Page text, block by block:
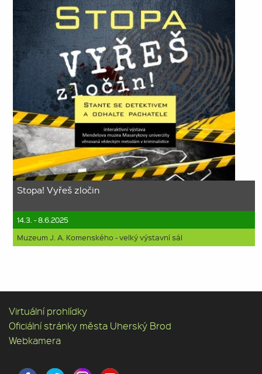
Stopa! Vyřeš zločin
14.3. - 8.6.2025
Muzeum J. A. Komenského - velký výstavní sál
Virtuální prohlídky
Oficiální stránky města Uherský Brod
Webkamera